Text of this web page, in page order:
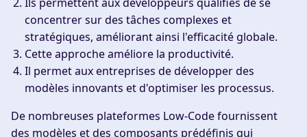
concentrer sur des tâches complexes et
stratégiques, améliorant ainsi l'efficacité globale.
Cette approche améliore la productivité.
Il permet aux entreprises de développer des
modèles innovants et d'optimiser les processus.
De nombreuses plateformes Low-Code fournissent
des modèles et des composants prédéfinis qui